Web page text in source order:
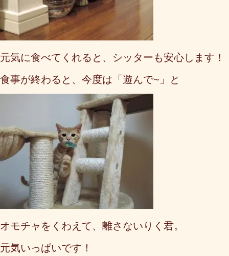
元気に食べてくれると、シッターも安心します！
食事が終わると、今度は「遊んで~」と
オモチャをくわえて、離さないりく君。
元気いっぱいです！